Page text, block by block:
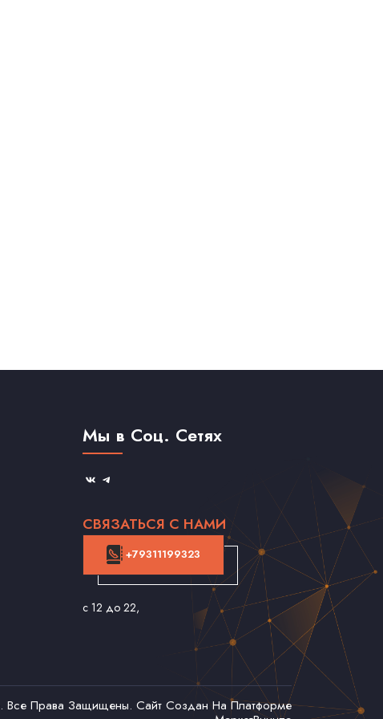
Мы в Соц. Сетях
СВЯЗАТЬСЯ С НАМИ
+79311199323
с 12 до 22,
. Все Права Защищены. Сайт Создан На Платформе